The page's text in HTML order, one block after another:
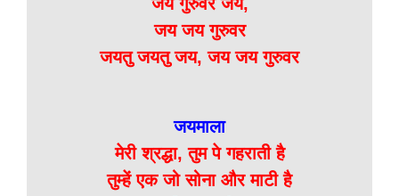
जय जय गुरुवर
जयतु जयतु जय, जय जय गुरुवर
जयमाला
मेरी श्रद्धा, तुम पे गहराती है
तुम्हें एक जो सोना और माटी है